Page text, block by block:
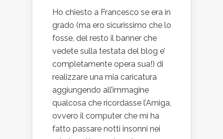
Ho chiesto a Francesco se era in
grado (ma ero sicurissimo che lo
fosse, del resto il banner che
vedete sulla testata del blog e’
completamente opera sua!) di
realizzare una mia caricatura
aggiungendo all’immagine
qualcosa che ricordasse l’Amiga,
ovvero il computer che mi ha
fatto passare notti insonni nei